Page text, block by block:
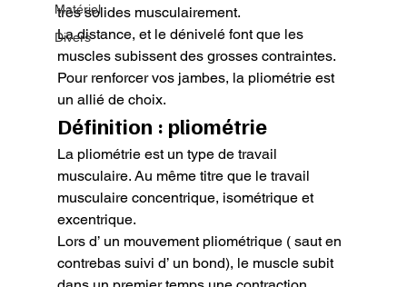
Matériel
Divers
très solides musculairement.
La distance, et le dénivelé font que les
muscles subissent des grosses contraintes.
Pour renforcer vos jambes, la pliométrie est
un allié de choix.
Définition : pliométrie
La pliométrie est un type de travail
musculaire. Au même titre que le travail
musculaire concentrique, isométrique et
excentrique.
Lors d’ un mouvement pliométrique ( saut en
contrebas suivi d’ un bond), le muscle subit